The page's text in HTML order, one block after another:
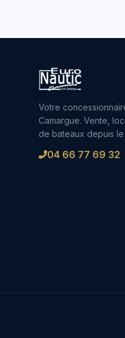
Votre
Camargue. Vente,
de bateaux depuis
04 66 77 69 32